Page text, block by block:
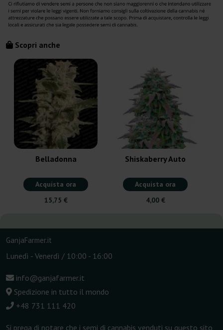
Scopri anche
Belladonna
Acquista ora
15,75 €
Shiskaberry Auto
Acquista ora
4,00 €
GanjaFarmer.it
Lunedì - Venerdì / 10:00 - 16:00
info@ganjafarmer.it
Spedizione in tutto il mondo
+48 731 111 420
Si prega di notare che i semi di cannabis venduti su questo sito